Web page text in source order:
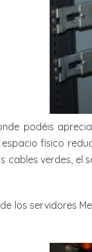
podéis
físico
cables verdes,
los servidores